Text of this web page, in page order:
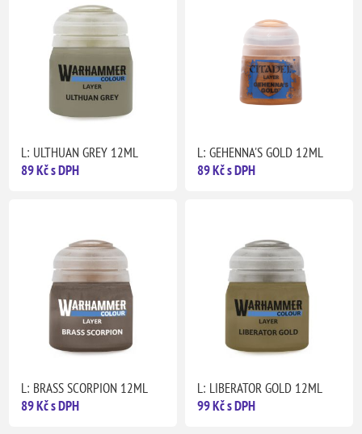
L: ULTHUAN GREY 12ML
89 Kč s DPH
L: GEHENNA'S GOLD 12ML
89 Kč s DPH
L: BRASS SCORPION 12ML
89 Kč s DPH
L: LIBERATOR GOLD 12ML
99 Kč s DPH